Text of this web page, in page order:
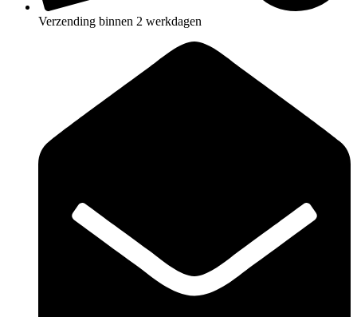
Verzending binnen 2 werkdagen